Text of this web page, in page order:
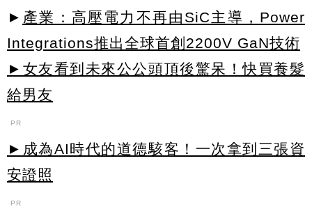
► 產業：高壓電力不再由SiC主導，Power
Integrations推出全球首創2200V GaN技術
►女友看到未來公公頭頂後驚呆！快買養髮
給男友
PR
►成為AI時代的道德駭客！一次拿到三張資
安證照
PR